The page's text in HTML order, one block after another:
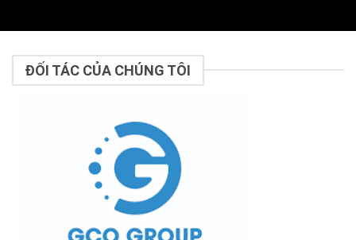
ĐỐI TÁC CỦA CHÚNG TÔI